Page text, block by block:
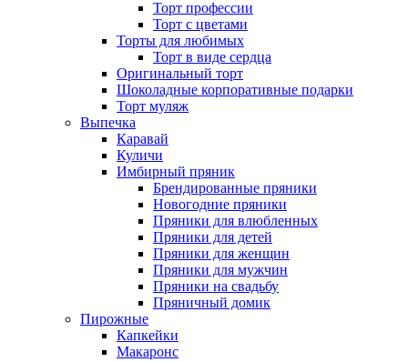
Торт профессии
Торт с цветами
Торты для любимых
Торт в виде сердца
Оригинальный торт
Шоколадные корпоративные подарки
Торт муляж
Выпечка
Каравай
Куличи
Имбирный пряник
Брендированные пряники
Новогодние пряники
Пряники для влюбленных
Пряники для детей
Пряники для женщин
Пряники для мужчин
Пряники на свадьбу
Пряничный домик
Пирожные
Капкейки
Макаронс